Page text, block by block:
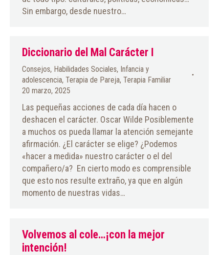
Sin embargo, desde nuestro…
Diccionario del Mal Carácter I
Consejos, Habilidades Sociales, Infancia y
adolescencia, Terapia de Pareja, Terapia Familiar
20 marzo, 2025
Las pequeñas acciones de cada día hacen o
deshacen el carácter. Oscar Wilde Posiblemente
a muchos os pueda llamar la atención semejante
afirmación. ¿El carácter se elige? ¿Podemos
«hacer a medida» nuestro carácter o el del
compañero/a? En cierto modo es comprensible
que esto nos resulte extraño, ya que en algún
momento de nuestras vidas…
Volvemos al cole…¡con la mejor
intención!